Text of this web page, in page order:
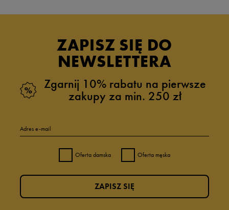
ZAPISZ SIĘ DO
NEWSLETTERA
Zgarnij 10% rabatu na pierwsze
zakupy za min. 250 zł
Adres e-mail
Oferta damska Oferta męska
ZAPISZ SIĘ